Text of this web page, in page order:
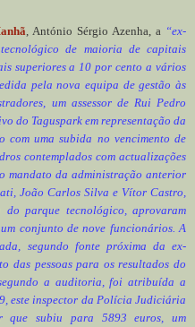
, António Sérgio Azenha, a “ex-
de maioria de capitais
superiores a 10 por cento a vários
pela nova equipa de gestão às
um assessor de Rui Pedro
do Taguspark em representação da
com uma subida no vencimento de
contemplados com actualizações
mandato da administração anterior
João Carlos Silva e Vítor Castro,
do parque tecnológico, aprovaram
conjunto de nove funcionários. A
segundo fonte próxima da ex-
das pessoas para os resultados do
a auditoria, foi atribuída a
este inspector da Polícia Judiciária
que subiu para 5893 euros, um